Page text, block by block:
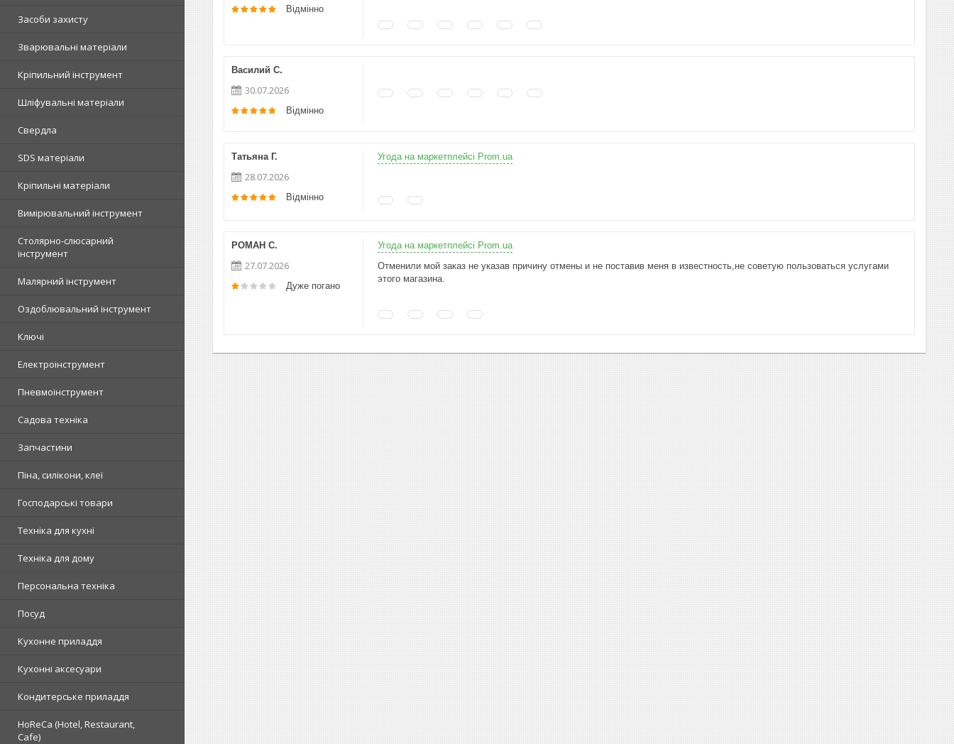
Засоби захисту
Зварювальні матеріали
Кріпильний інструмент
Шліфувальні матеріали
Свердла
SDS матеріали
Кріпильні матеріали
Вимірювальний інструмент
Столярно-слюсарний
інструмент
Малярний інструмент
Оздоблювальний інструмент
Ключі
Електроінструмент
Пневмоінструмент
Садова техніка
Запчастини
Піна, силікони, клеї
Господарські товари
Техніка для кухні
Техніка для дому
Персональна техніка
Посуд
Кухонне приладдя
Кухонні аксесуари
Кондитерське приладдя
HoReCa (Hotel, Restaurant,
Cafe)
Відмінно
Василий С.
30.07.2026
Відмінно
Татьяна Г.
28.07.2026
Відмінно
Угода на маркетплейсі Prom.ua
РОМАН С.
27.07.2026
Дуже погано
Угода на маркетплейсі Prom.ua
Отменили мой заказ не указав причину отмены и не поставив меня в известность,не советую пользоваться услугами
этого магазина.